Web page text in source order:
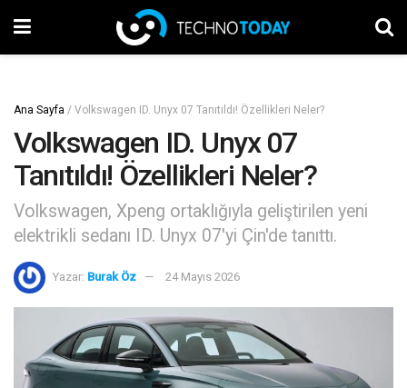
Ana Sayfa / Volkswagen ID. Unyx 07 Tanıtıldı! Özellikleri Neler?
Volkswagen ID. Unyx 07
Tanıtıldı! Özellikleri Neler?
Volkswagen, Xpeng ortaklığıyla geliştirilen yeni
elektrikli sedanı ID. Unyx 07'yi Çin'de tanıttı.
Yazar: Burak Öz 24 Mayıs 2026